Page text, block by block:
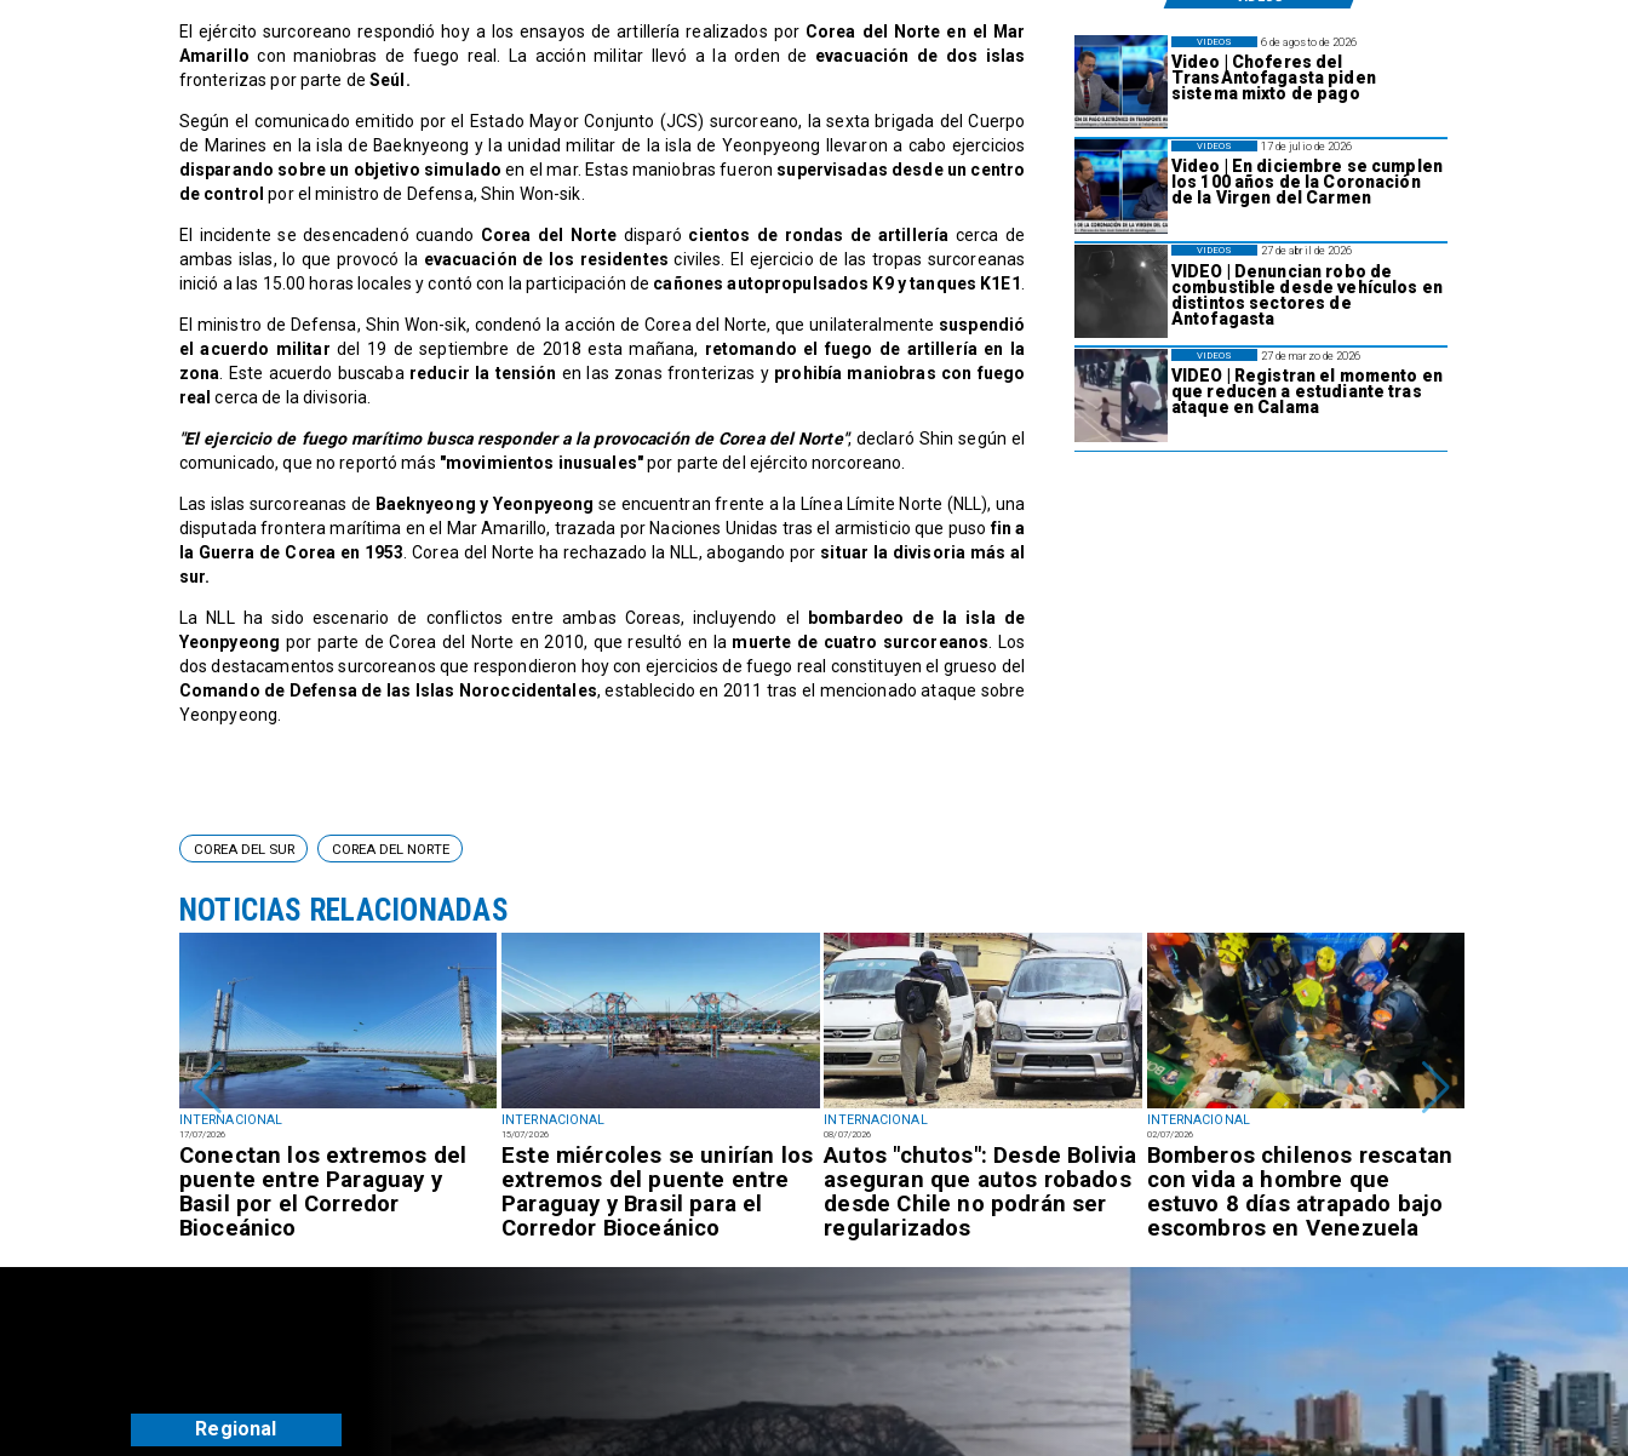
El ejército surcoreano respondió hoy a los ensayos de artillería realizados por Corea del Norte en el Mar
Amarillo con maniobras de fuego real. La acción militar llevó a la orden de evacuación de dos islas
fronterizas por parte deSeúl.
​Según el comunicado emitido por el Estado Mayor Conjunto (JCS) surcoreano, la sexta brigada del Cuerpo
de Marines en la isla de Baeknyeong y la unidad militar de la isla de Yeonpyeong llevaron a cabo ejercicios
disparando sobre un objetivo simulado en el mar. Estas maniobras fueron supervisadas desde un centro
de controlpor el ministro de Defensa, Shin Won-sik.
El incidente se desencadenó cuando Corea del Norte disparó cientos de rondas de artillería cerca de
ambas islas, lo que provocó la evacuación de los residentesciviles. El ejercicio de las tropas surcoreanas
inició a las 15.00 horas locales y contó con la participación de cañones autopropulsados K9 y tanques K1E1.
​El ministro de Defensa, Shin Won-sik, condenó la acción de Corea del Norte, que unilateralmente suspendió
el acuerdo militar del 19 de septiembre de 2018 esta mañana, retomando el fuego de artillería en la
zona . Este acuerdo buscaba reducir la tensión en las zonas fronterizas y prohibía maniobras con fuego
realcerca de la divisoria.
​"El ejercicio de fuego marítimo busca responder a la provocación de Corea del Norte", declaró Shin según el
comunicado, que no reportó más "movimientos inusuales"por parte del ejército norcoreano.
​Las islas surcoreanas de Baeknyeong y Yeonpyeong se encuentran frente a la Línea Límite Norte (NLL), una
disputada frontera marítima en el Mar Amarillo, trazada por Naciones Unidas tras el armisticio que pusofin a
la Guerra de Corea en 1953 . Corea del Norte ha rechazado la NLL, abogando por situar la divisoria más al
sur.
​La NLL ha sido escenario de conflictos entre ambas Coreas, incluyendo el
bombardeo de la isla de
Yeonpyeong por parte de Corea del Norte en 2010, que resultó en la muerte de cuatro surcoreanos . Los
dos destacamentos surcoreanos que respondieron hoy con ejercicios de fuego real constituyen el grueso del
Comando de Defensa de las Islas Noroccidentales, establecido en 2011 tras el mencionado ataque sobre
Yeonpyeong.
6 de agosto de 2026
Video | Choferes del
TransAntofagasta piden
sistema mixto de pago
VIDEOS
17 de julio de 2026
Video | En diciembre se cumplen
los 100 años de la Coronación
de la Virgen del Carmen
VIDEOS
27 de abril de 2026
VIDEO | Denuncian robo de
combustible desde vehículos en
distintos sectores de
Antofagasta
VIDEOS
27 de marzo de 2026
VIDEO | Registran el momento en
que reducen a estudiante tras
ataque en Calama
VIDEOS
INTERNACIONAL
17/07/2026
Conectan los extremos del
puente entre Paraguay y
Basil por el Corredor
Bioceánico
INTERNACIONAL
15/07/2026
Este miércoles se unirían los
extremos del puente entre
Paraguay y Brasil para el
Corredor Bioceánico
INTERNACIONAL
08/07/2026
Autos "chutos": Desde Bolivia
aseguran que autos robados
desde Chile no podrán ser
regularizados
INTERNACIONAL
02/07/2026
Bomberos chilenos rescatan
con vida a hombre que
estuvo 8 días atrapado bajo
escombros en Venezuela
COREA DEL SUR COREA DEL NORTE
NOTICIAS RELACIONADAS
Regional